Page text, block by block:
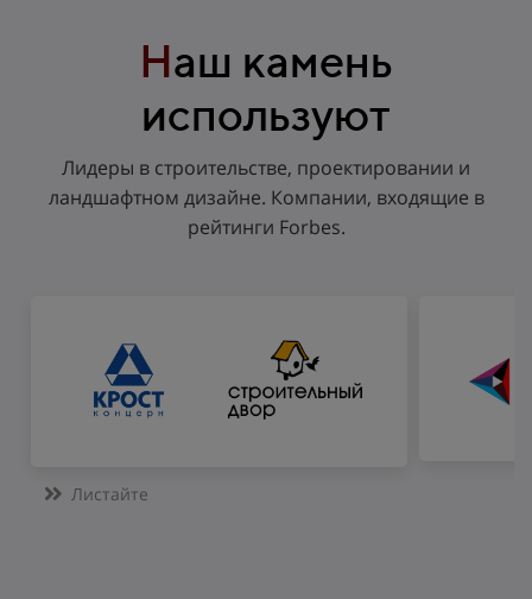
Наш камень
используют
Лидеры в строительстве, проектировании и
ландшафтном дизайне. Компании, входящие в
рейтинги Forbes.
Листайте